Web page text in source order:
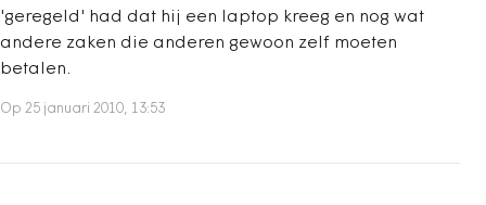
'geregeld' had dat hij een laptop kreeg en nog wat
andere zaken die anderen gewoon zelf moeten
betalen.
Op 25 januari 2010, 13:53